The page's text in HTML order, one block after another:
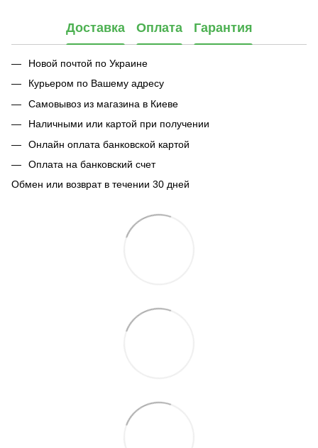
Доставка Оплата Гарантия
Новой почтой по Украине
Курьером по Вашему адресу
Самовывоз из магазина в Киеве
Наличными или картой при получении
Онлайн оплата банковской картой
Оплата на банковский счет
Обмен или возврат в течении 30 дней